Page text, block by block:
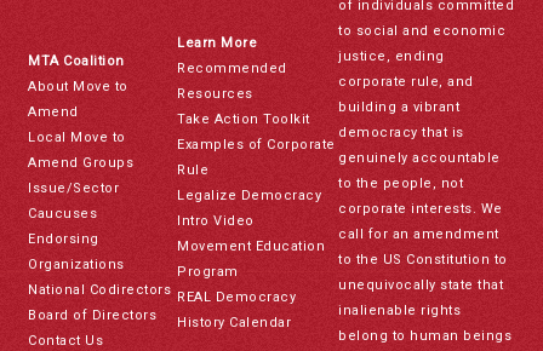
MTA Coalition
About Move to
Amend
Local Move to
Amend Groups
Issue/Sector
Caucuses
Endorsing
Organizations
National Codirectors
Board of Directors
Contact Us
Learn More
Recommended
Resources
Take Action Toolkit
Examples of Corporate
Rule
Legalize Democracy
Intro Video
Movement Education
Program
REAL Democracy
History Calendar
of individuals committed
to social and economic
justice, ending
corporate rule, and
building a vibrant
democracy that is
genuinely accountable
to the people, not
corporate interests. We
call for an amendment
to the US Constitution to
unequivocally state that
inalienable rights
belong to human beings